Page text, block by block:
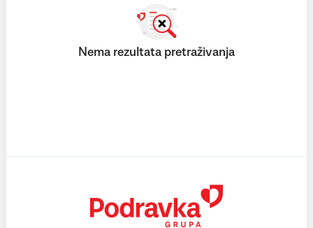
Nema rezultata pretraživanja